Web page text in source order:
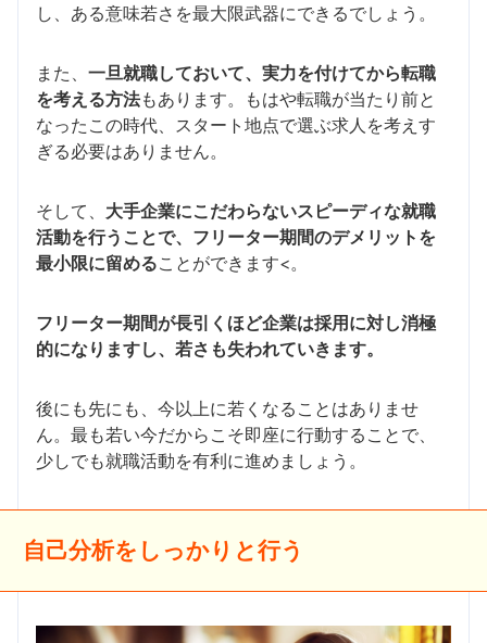
し、ある意味若さを最大限武器にできるでしょう。
また、 一旦就職しておいて、実力を付けてから転職
を考える方法もあります。もはや転職が当たり前と
なったこの時代、スタート地点で選ぶ求人を考えす
ぎる必要はありません。
そして、 大手企業にこだわらないスピーディな就職
活動を行うことで、フリーター期間のデメリットを
最小限に留めることができます<。
フリーター期間が長引くほど企業は採用に対し消極
的になりますし、若さも失われていきます。
後にも先にも、今以上に若くなることはありませ
ん。最も若い今だからこそ即座に行動することで、
少しでも就職活動を有利に進めましょう。
自己分析をしっかりと行う